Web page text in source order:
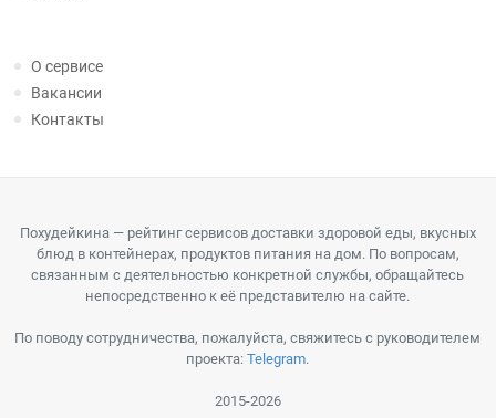
О сервисе
Вакансии
Контакты
Похудейкина — рейтинг сервисов доставки здоровой еды, вкусных
блюд в контейнерах, продуктов питания на дом. По вопросам,
связанным с деятельностью конкретной службы, обращайтесь
непосредственно к её представителю на сайте.
По поводу сотрудничества, пожалуйста, свяжитесь с руководителем
проекта:Telegram.
2015-2026